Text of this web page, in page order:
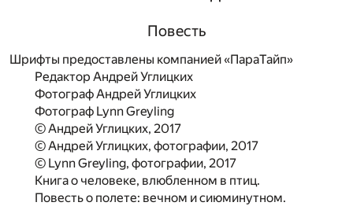
Повесть
Шрифты предоставлены компанией «ПараТайп»
Редактор Андрей Углицких
Фотограф Андрей Углицких
Фотограф Lynn Greyling
© Андрей Углицких, 2017
© Андрей Углицких, фотографии, 2017
© Lynn Greyling, фотографии, 2017
Книга о человеке, влюбленном в птиц.
Повесть о полете: вечном и сиюминутном.